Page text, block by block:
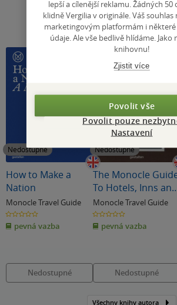
Nedostupné
How to Make a
Nation
Monocle Travel Guide
0.0
z
5
hvězdiček
pevná vazba
Nedostupné
Nedostupné
The Monocle
To Hotels, Inns and
Hideaways
Monocle Travel Guide
0.0
z
5
hvězdiček
pevná vazba
Nedostupné
Všechny knihy autora
lepší a cílenější reklamu. Žádných 50
klidně Vergilia v originále. Váš
marketingovým platformám i některé
údaje. Ale vše bedlivě hlídáme. Jako
knihovnu!
Zjistit více
Povolit vše
Povolit pouze
Nastavení